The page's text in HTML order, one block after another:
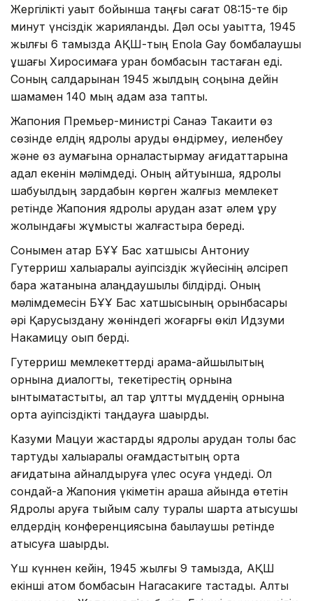
Жергілікті уақыт бойынша таңғы сағат 08:15-те бір
минут үнсіздік жарияланды. Дәл осы уақытта, 1945
жылғы 6 тамызда АҚШ-тың Enola Gay бомбалаушы
ұшағы Хиросимаға уран бомбасын тастаған еді.
Соның салдарынан 1945 жылдың соңына дейін
шамамен 140 мың адам қаза тапты.
Жапония Премьер-министрі Санаэ Такаити өз
сөзінде елдің ядролық қаруды өндірмеу, иеленбеу
және өз аумағына орналастырмау қағидаттарына
адал екенін мәлімдеді. Оның айтуынша, ядролық
шабуылдың зардабын көрген жалғыз мемлекет
ретінде Жапония ядролық қарудан азат әлем құру
жолындағы жұмысты жалғастыра береді.
Сонымен қатар БҰҰ Бас хатшысы Антониу
Гутерриш халықаралық қауіпсіздік жүйесінің әлсіреп
бара жатқанына алаңдаушылық білдірді. Оның
мәлімдемесін БҰҰ Бас хатшысының орынбасары
әрі Қарусыздану жөніндегі жоғарғы өкіл Идзуми
Накамицу оқып берді.
Гутерриш мемлекеттерді қарама-қайшылықтың
орнына диалогты, текетірестің орнына
ынтымақтастықты, ал тар ұлттық мүдденің орнына
ортақ қауіпсіздікті таңдауға шақырды.
Казуми Мацуи жастарды ядролық қарудан толық бас
тартуды халықаралық қоғамдастықтың ортақ
қағидатына айналдыруға үлес қосуға үндеді. Ол
сондай-ақ Жапония үкіметін қараша айында өтетін
Ядролық қаруға тыйым салу туралы шартқа қатысушы
елдердің конференциясына бақылаушы ретінде
қатысуға шақырды.
Үш күннен кейін, 1945 жылғы 9 тамызда, АҚШ
екінші атом бомбасын Нагасакиге тастады. Алты